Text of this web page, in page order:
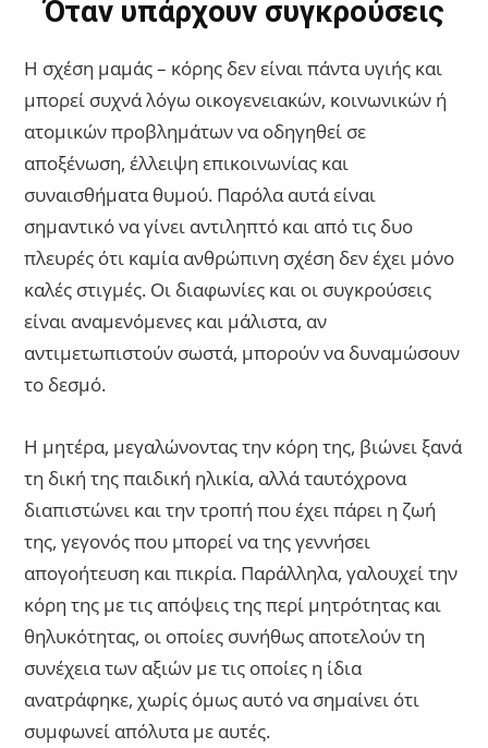
Όταν υπάρχουν συγκρούσεις
Η σχέση μαμάς – κόρης δεν είναι πάντα υγιής και
μπορεί συχνά λόγω οικογενειακών, κοινωνικών ή
ατομικών προβλημάτων να οδηγηθεί σε
αποξένωση, έλλειψη επικοινωνίας και
συναισθήματα θυμού. Παρόλα αυτά είναι
σημαντικό να γίνει αντιληπτό και από τις δυο
πλευρές ότι καμία ανθρώπινη σχέση δεν έχει μόνο
καλές στιγμές. Οι διαφωνίες και οι συγκρούσεις
είναι αναμενόμενες και μάλιστα, αν
αντιμετωπιστούν σωστά, μπορούν να δυναμώσουν
το δεσμό.
Η μητέρα, μεγαλώνοντας την κόρη της, βιώνει ξανά
τη δική της παιδική ηλικία, αλλά ταυτόχρονα
διαπιστώνει και την τροπή που έχει πάρει η ζωή
της, γεγονός που μπορεί να της γεννήσει
απογοήτευση και πικρία. Παράλληλα, γαλουχεί την
κόρη της με τις απόψεις της περί μητρότητας και
θηλυκότητας, οι οποίες συνήθως αποτελούν τη
συνέχεια των αξιών με τις οποίες η ίδια
ανατράφηκε, χωρίς όμως αυτό να σημαίνει ότι
συμφωνεί απόλυτα με αυτές.